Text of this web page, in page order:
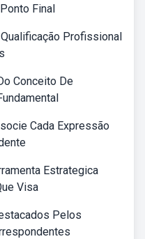
Final
Profissional
Conceito De
Cada Expressão
Estrategica
Visa
Pelos